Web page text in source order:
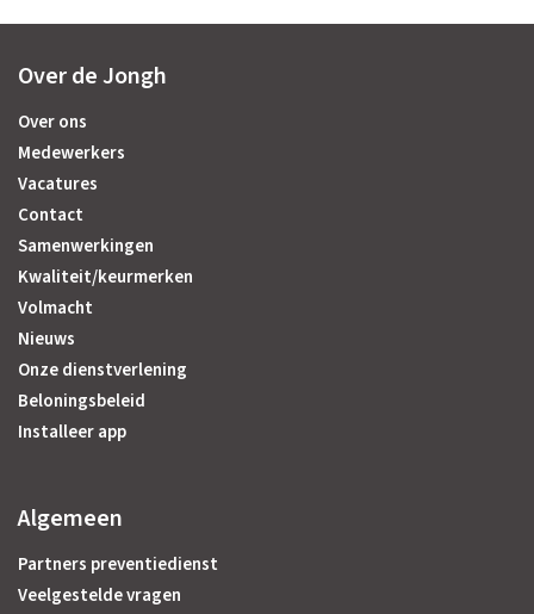
Over de Jongh
Over ons
Medewerkers
Vacatures
Contact
Samenwerkingen
Kwaliteit/keurmerken
Volmacht
Nieuws
Onze dienstverlening
Beloningsbeleid
Installeer app
Algemeen
Partners preventiedienst
Veelgestelde vragen